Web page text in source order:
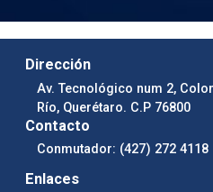
Dirección
Av. Tecnológico num 2,
Río, Querétaro. C.P 76800
Contacto
Conmutador: (427) 272 4118
Enlaces